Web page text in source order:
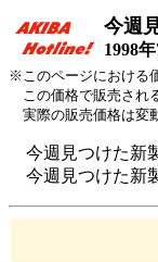
今週
1998
※このページにおける
この価格で販売され
実際の販売価格は変
今週見つけた新
今週見つけた新